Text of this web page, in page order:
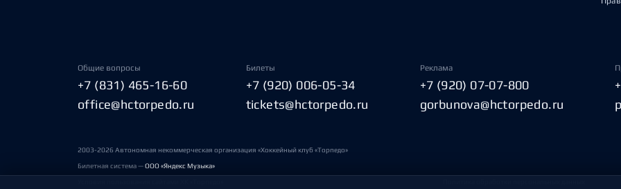
Общие вопросы
+7 (831) 465-16-60
office@hctorpedo.ru
Билеты
+7 (920) 006-05-34
tickets@hctorpedo.ru
Реклама
+7 (920) 07-07-800
gorbunova@hctorpedo.ru
2003-2026 Автономная некоммерческая организация «Хоккейный клуб «Торпедо»
Билетная система —ООО «Яндекс Музыка»